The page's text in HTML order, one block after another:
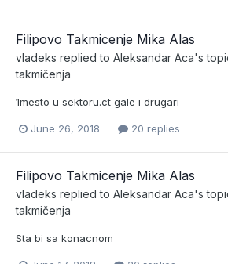
Filipovo Takmicenje Mika Alas
vladeks replied to Aleksandar Aca's
takmičenja
1mesto u sektoru.ct gale i drugari
June 26, 2018 20 replies
Filipovo Takmicenje Mika Alas
vladeks replied to Aleksandar Aca's
takmičenja
Sta bi sa konacnom